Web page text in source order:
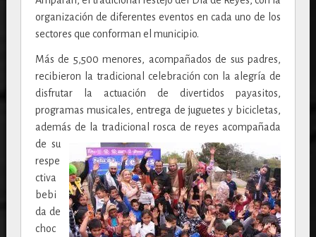
organización de diferentes eventos en cada uno de los
sectores que conforman el municipio.
Más de 5,500 menores, acompañados de sus padres,
recibieron la tradicional celebración con la alegría de
disfrutar la actuación de divertidos payasitos,
programas musicales, entrega de juguetes y bicicletas,
además de la tradicional rosca de reyes acompañada
desu
respe
ctiva
bebi
da de
choc